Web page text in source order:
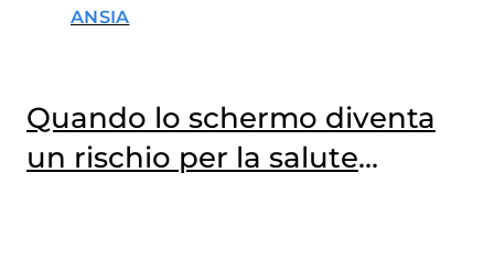
ANSIA
Quando lo schermo diventa
un rischio per la salute